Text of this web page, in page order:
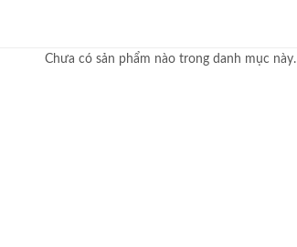
Chưa có sản phẩm nào trong danh mục này.